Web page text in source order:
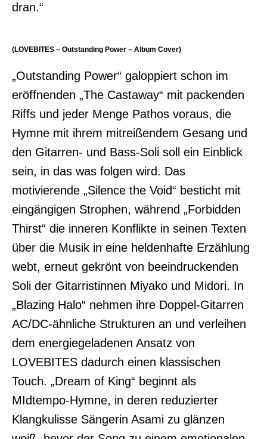
dran.“
(LOVEBITES – Outstanding Power – Album Cover)
„Outstanding Power“ galoppiert schon im
eröffnenden „The Castaway“ mit packenden
Riffs und jeder Menge Pathos voraus, die
Hymne mit ihrem mitreißendem Gesang und
den Gitarren- und Bass-Soli soll ein Einblick
sein, in das was folgen wird. Das
motivierende „Silence the Void“ besticht mit
eingängigen Strophen, während „Forbidden
Thirst“ die inneren Konflikte in seinen Texten
über die Musik in eine heldenhafte Erzählung
webt, erneut gekrönt von beeindruckenden
Soli der Gitarristinnen Miyako und Midori. In
„Blazing Halo“ nehmen ihre Doppel-Gitarren
AC/DC-ähnliche Strukturen an und verleihen
dem energiegeladenen Ansatz von
LOVEBITES dadurch einen klassischen
Touch. „Dream of King“ beginnt als
MIdtempo-Hymne, in deren reduzierter
Klangkulisse Sängerin Asami zu glänzen